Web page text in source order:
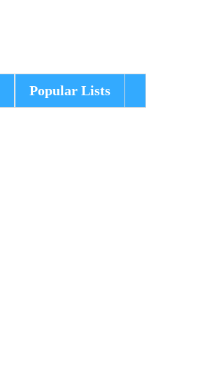
Popular Lists